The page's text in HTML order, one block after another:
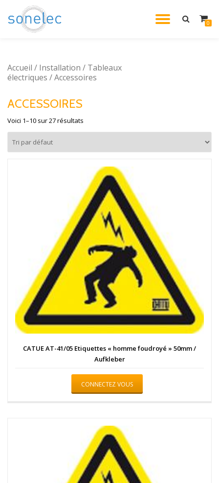
Aller
0
Accueil / Installation / Tableaux
électriques / Accessoires
ACCESSOIRES
Voici 1–10 sur 27 résultats
CATUE AT-41/05 Etiquettes « homme foudroyé » 50mm /
Aufkleber
CONNECTEZ VOUS